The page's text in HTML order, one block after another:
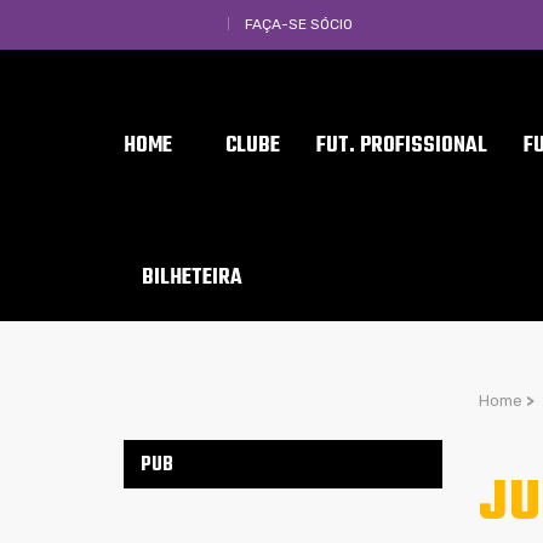
FAÇA-SE SÓCIO
HOME CLUBE FUT. PROFISSIONAL
BILHETEIRA
Home >
PUB